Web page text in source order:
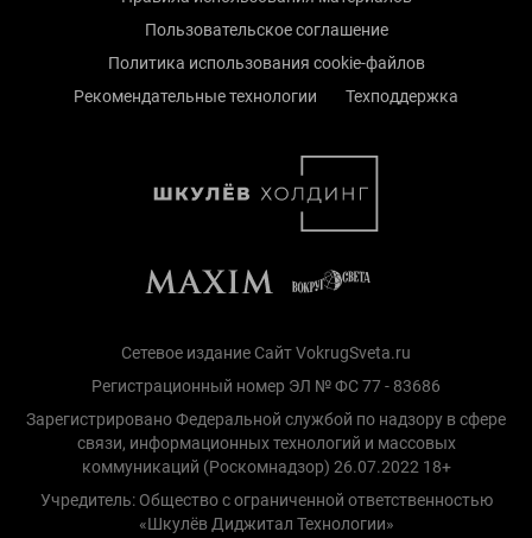
Пользовательское соглашение
Политика использования cookie-файлов
Рекомендательные технологии
Техподдержка
Сетевое издание Сайт VokrugSveta.ru
Регистрационный номер ЭЛ № ФС 77 - 83686
Зарегистрировано Федеральной службой по надзору в сфере
связи, информационных технологий и массовых
коммуникаций (Роскомнадзор) 26.07.2022 18+
Учредитель: Общество с ограниченной ответственностью
«Шкулёв Диджитал Технологии»